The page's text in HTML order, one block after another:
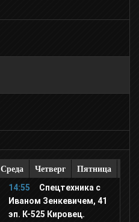
Среда Четверг Пятница
14:55
Спецтехника с
Иваном Зенкевичем, 41
эп. К-525 Кировец.